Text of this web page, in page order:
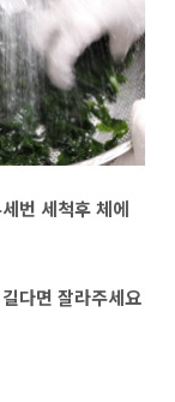
번 세척후 체에
다면 잘라주세요